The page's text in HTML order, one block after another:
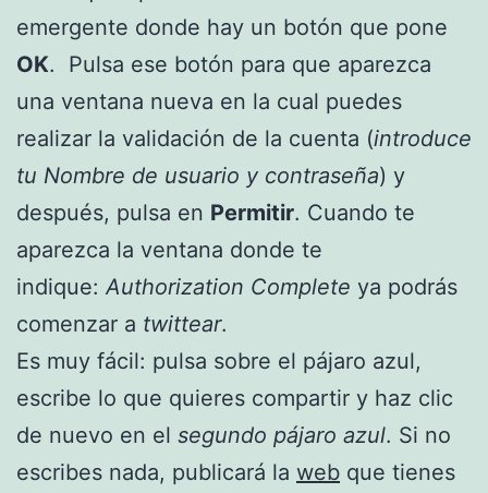
emergente donde hay un botón que pone
OK. Pulsa ese botón para que aparezca
una ventana nueva en la cual puedes
realizar la validación de la cuenta (introduce
tu Nombre de usuario y contraseña) y
después, pulsa en Permitir. Cuando te
aparezca la ventana donde te
indique:Authorization Complete ya podrás
comenzar a twittear.
Es muy fácil: pulsa sobre el pájaro azul,
escribe lo que quieres compartir y haz clic
de nuevo en el segundo pájaro azul. Si no
escribes nada, publicará la web que tienes